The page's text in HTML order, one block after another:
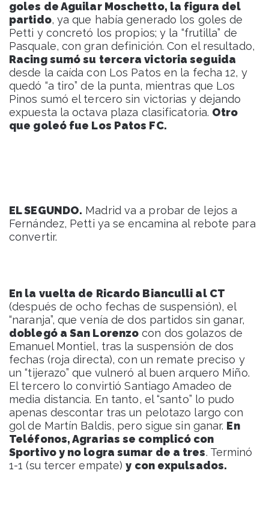
goles de Aguilar Moschetto, la figura del
partido, ya que había generado los goles de
Petti y concretó los propios; y la “frutilla” de
Pasquale, con gran definición. Con el resultado,
Racing sumó su tercera victoria seguida
desde la caída con Los Patos en la fecha 12, y
quedó “a tiro” de la punta, mientras que Los
Pinos sumó el tercero sin victorias y dejando
expuesta la octava plaza clasificatoria. Otro
que goleó fue Los Patos FC.
EL SEGUNDO. Madrid va a probar de lejos a
Fernández, Petti ya se encamina al rebote para
convertir.
En la vuelta de Ricardo Bianculli al CT
(después de ocho fechas de suspensión), el
“naranja”, que venía de dos partidos sin ganar,
doblegó a San Lorenzo con dos golazos de
Emanuel Montiel, tras la suspensión de dos
fechas (roja directa), con un remate preciso y
un “tijerazo” que vulneró al buen arquero Miño.
El tercero lo convirtió Santiago Amadeo de
media distancia. En tanto, el “santo” lo pudo
apenas descontar tras un pelotazo largo con
gol de Martín Baldis, pero sigue sin ganar. En
Teléfonos, Agrarias se complicó con
Sportivo y no logra sumar de a tres. Terminó
1-1 (su tercer empate)y con expulsados.